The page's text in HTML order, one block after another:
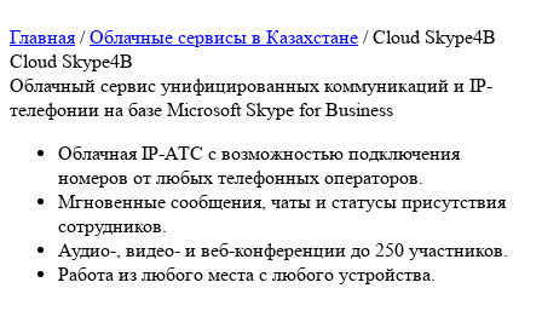
Главная /Облачные сервисы в Казахстане /Cloud Skype4B
Cloud Skype4B
Облачный сервис унифицированных коммуникаций и IP-
телефонии на базе Microsoft Skype for Business
Облачная IP-АТС с возможностью подключения
номеров от любых телефонных операторов.
Мгновенные сообщения, чаты и статусы присутствия
сотрудников.
Аудио-, видео- и веб-конференции до 250 участников.
Работа из любого места с любого устройства.